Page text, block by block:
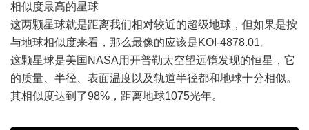
相似度最高的星球
这两颗星球就是距离我们相对较近的超级地球，但如果是按
与地球相似度来看，那么最像的应该是KOI-4878.01。
这颗星球是美国NASA用开普勒太空望远镜发现的恒星，它
的质量、半径、表面温度以及轨道半径都和地球十分相似。
其相似度达到了98%，距离地球1075光年。